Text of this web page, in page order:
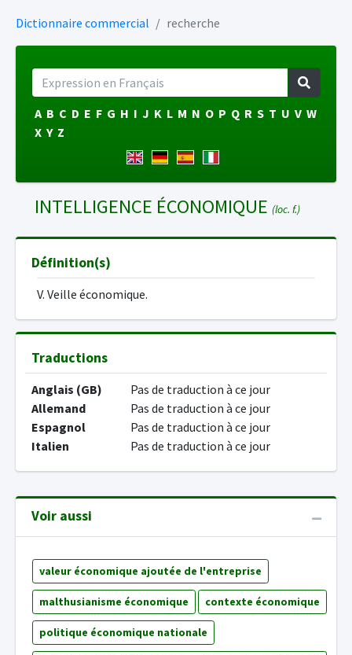
Dictionnaire commercial recherche
A B C D E F G H I J K L M N O P Q R S T U V W
X Y Z
INTELLIGENCE ÉCONOMIQUE (loc. f.)
Définition(s)
V. Veille économique.
Traductions
Anglais (GB)
Pas de traduction à ce jour
Allemand
Pas de traduction à ce jour
Espagnol
Pas de traduction à ce jour
Italien
Pas de traduction à ce jour
Voir aussi
valeur économique ajoutée de l'entreprise
malthusianisme économique contexte économique
politique économique nationale